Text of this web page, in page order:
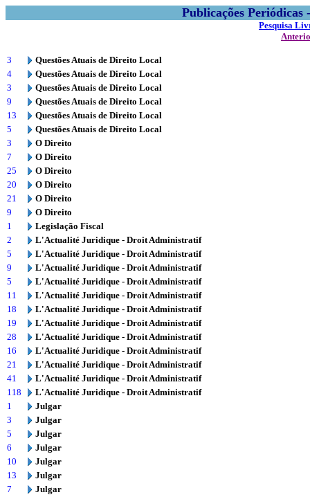
Publicações
Pesquisa
3
Questões Atuais de Direito Local
4
Questões Atuais de Direito Local
3
Questões Atuais de Direito Local
9
Questões Atuais de Direito Local
13
Questões Atuais de Direito Local
5
Questões Atuais de Direito Local
3
O Direito
7
O Direito
25
O Direito
20
O Direito
21
O Direito
9
O Direito
1
Legislação Fiscal
2
L'Actualité Juridique - Droit Administratif
5
L'Actualité Juridique - Droit Administratif
9
L'Actualité Juridique - Droit Administratif
5
L'Actualité Juridique - Droit Administratif
11
L'Actualité Juridique - Droit Administratif
18
L'Actualité Juridique - Droit Administratif
19
L'Actualité Juridique - Droit Administratif
28
L'Actualité Juridique - Droit Administratif
16
L'Actualité Juridique - Droit Administratif
21
L'Actualité Juridique - Droit Administratif
41
L'Actualité Juridique - Droit Administratif
118
L'Actualité Juridique - Droit Administratif
1
Julgar
3
Julgar
5
Julgar
6
Julgar
10
Julgar
13
Julgar
7
Julgar